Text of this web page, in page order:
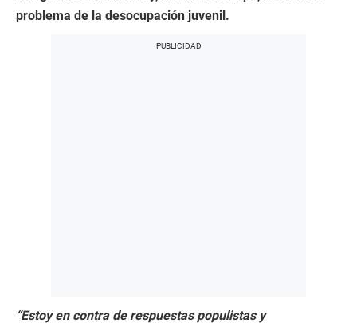
problema de la desocupación juvenil.
“Estoy en contra de respuestas populistas y